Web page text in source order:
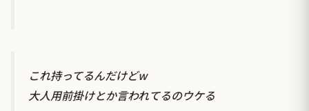
これ持ってるんだけどw
大人用前掛けとか言われてるのウケる